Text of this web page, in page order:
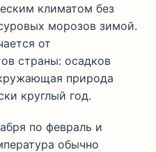
климатом без
морозов зимой.
от
страны: осадков
природа
круглый год.
по февраль и
обычно